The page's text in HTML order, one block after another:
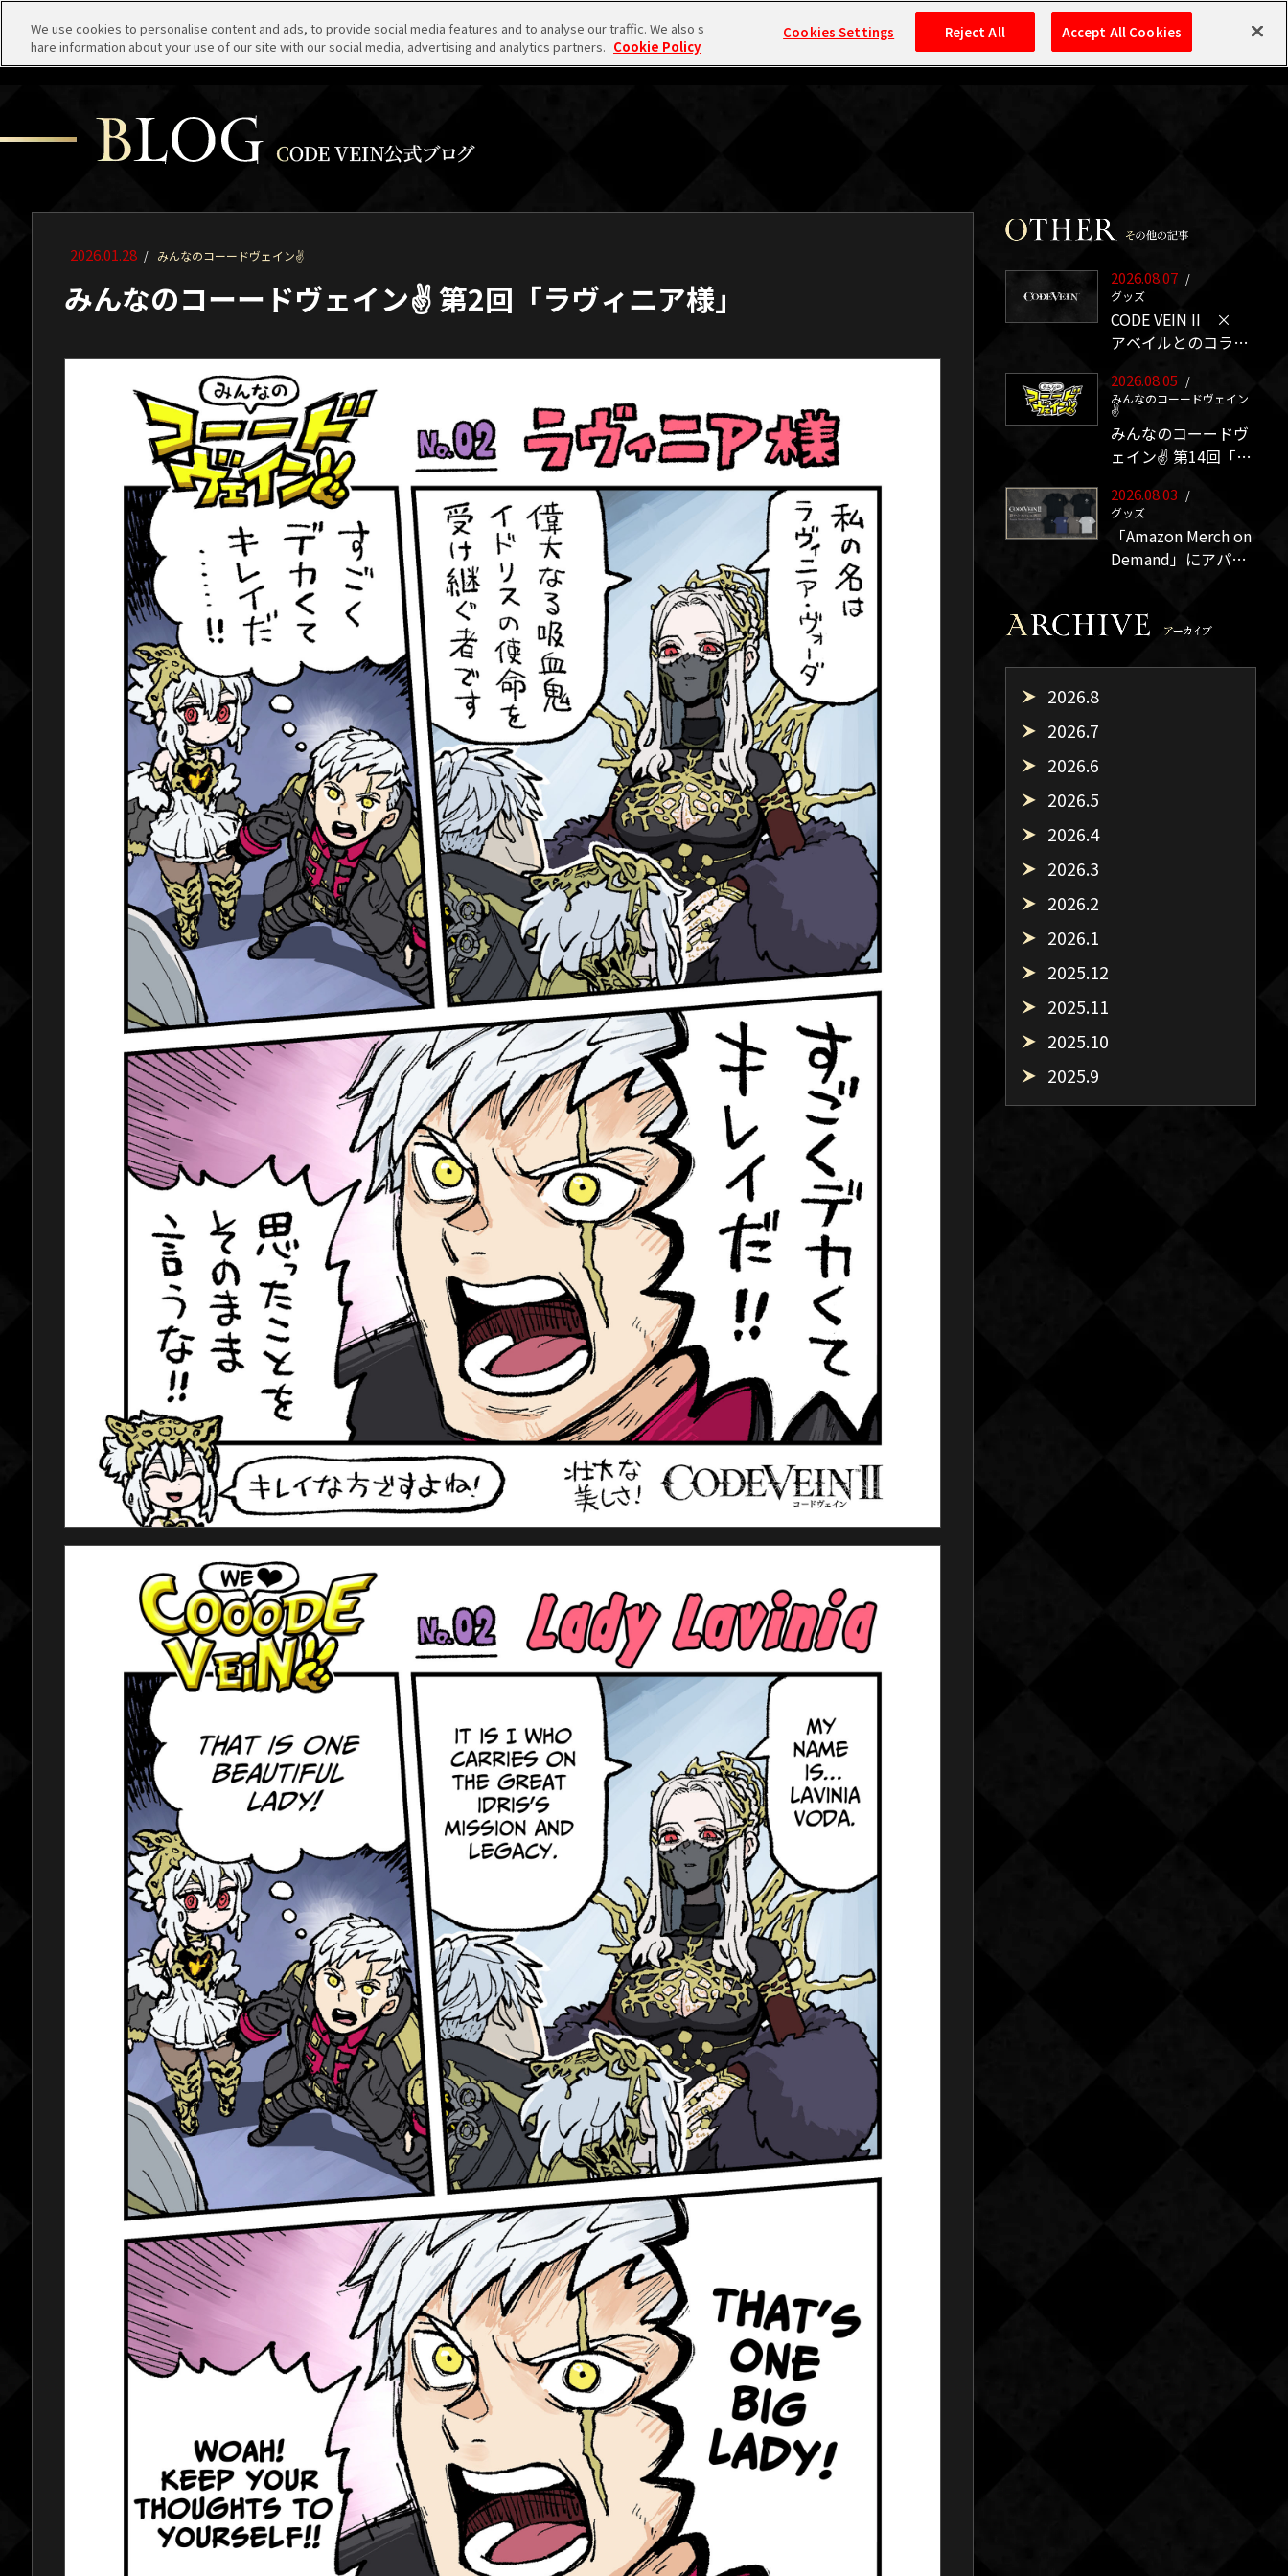
検索
2026.01.28 / みんなのコーードヴェイン✌
みんなのコーードヴェイン✌ 第2回「ラヴィニア様」 2026.08.07 /
グッズ
CODE VEIN II ×
アベイルとのコラボ
定！
2026.08.05 /
みんなのコーードヴェイン
✌
みんなのコーードヴ
ェイン✌ 第14回「大
2026.08.03 /
グッズ
「Amazon Merch on
Demand」にアパレ
章」と「ブラッドコ
したTシャツが販売
2026.8
2026.7
2026.6
2026.5
2026.4
2026.3
2026.2
2026.1
2025.12
2025.11
2025.10
2025.9
We use cookies to personalise content and ads, to provide social media features and to analyse our traffic. We also s
hare information about your use of our site with our social media, advertising and analytics partners. Cookie Policy
Cookies Settings Reject All Accept All Cookies